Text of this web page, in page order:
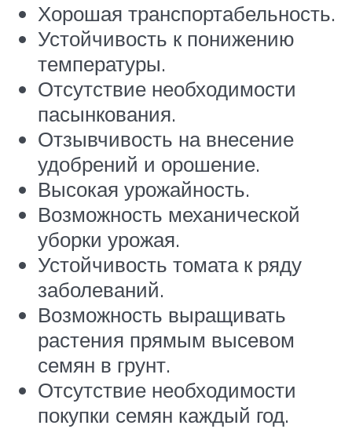
Хорошая транспортабельность.
Устойчивость к понижению
температуры.
Отсутствие необходимости
пасынкования.
Отзывчивость на внесение
удобрений и орошение.
Высокая урожайность.
Возможность механической
уборки урожая.
Устойчивость томата к ряду
заболеваний.
Возможность выращивать
растения прямым высевом
семян в грунт.
Отсутствие необходимости
покупки семян каждый год.